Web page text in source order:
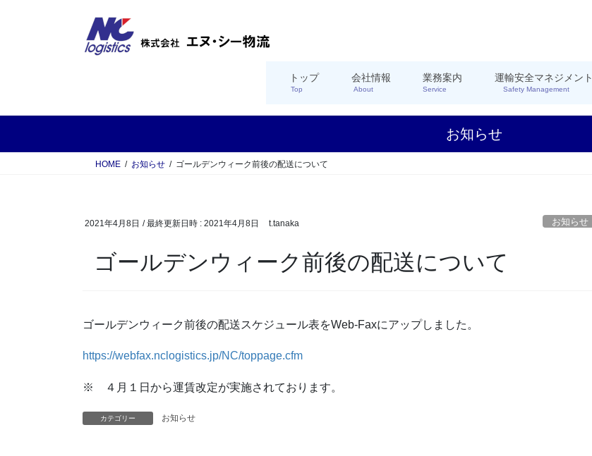
トップ
Top
会社情報
About
業務案内
Service
運輸安全マネジメント
Safety Management
お知らせ
HOME お知らせ ゴールデンウィーク前後の配送について
2021年4月8日 / 最終更新日時 : 2021年4月8日 t.tanaka お知らせ
ゴールデンウィーク前後の配送について
ゴールデンウィーク前後の配送スケジュール表をWeb-Faxにアップしました。
https://webfax.nclogistics.jp/NC/toppage.cfm
※ ４月１日から運賃改定が実施されております。
カテゴリー お知らせ